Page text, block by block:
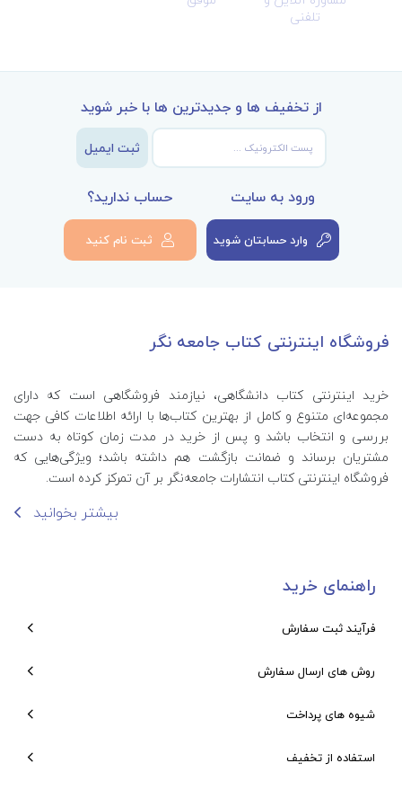
تلفنی
از تخفیف ها و جدیدترین ها با خبر شوید
ثبت ایمیل
ورود به سایت
وارد حسابتان شوید
حساب ندارید؟
ثبت نام کنید
فروشگاه اینترنتی کتاب جامعه نگر
خرید اینترنتی کتاب‌ دانشگاهی، نیازمند فروشگاهی است که دارای
مجموعه‌ای متنوع و کامل از بهترین کتاب‌ها با ارائه اطلاعات کافی جهت
بررسی و انتخاب باشد و پس از خرید در مدت زمان کوتاه به دست
مشتریان برساند و ضمانت بازگشت هم داشته باشد؛ ویژگی‌هایی که
فروشگاه اینترنتی کتاب انتشارات جامعه‌نگر بر آن تمرکز کرده است.
بیشتر بخوانید
راهنمای خرید
فرآیند ثبت سفارش
روش های ارسال سفارش
شیوه های پرداخت
استفاده از تخفیف